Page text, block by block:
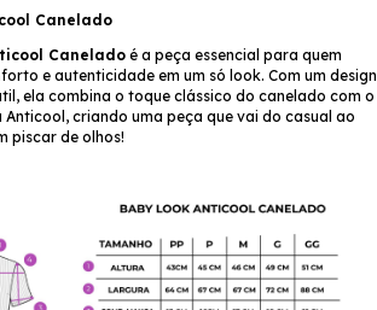
Canelado
Canelado é a peça essencial para quem
e autenticidade em um só look. Com um design
ela combina o toque clássico do canelado com o
criando uma peça que vai do casual ao
piscar de olhos!